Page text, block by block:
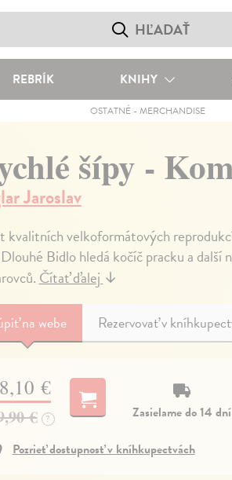
REBRÍK KNIHY
OSTATNÉ -MERCHANDISE
šípy -
Jaroslav
kvalitních velkoformátových
Bidlo hledá kočíč pracku a
Čítať ďalej↓
na webe Rezervovať v
€
€ ?
Zasielame do 14 dní
Pozrieť dostupnosť v kníhkupectvách